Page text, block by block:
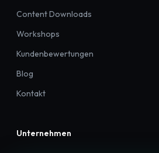
Content Downloads
Workshops
Kundenbewertungen
Blog
Kontakt
Unternehmen